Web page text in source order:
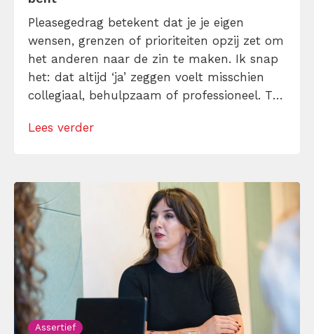
Pleasegedrag betekent dat je je eigen
wensen, grenzen of prioriteiten opzij zet om
het anderen naar de zin te maken. Ik snap
het: dat altijd ‘ja’ zeggen voelt misschien
collegiaal, behulpzaam of professioneel. Tot
andermans prioriteiten en je eigen werk
[…]
Lees verder
Assertief